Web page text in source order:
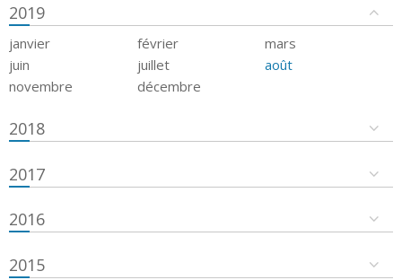
2019
janvier février
mars
juin
juillet
août
novembre
décembre
2018
2017
2016
2015